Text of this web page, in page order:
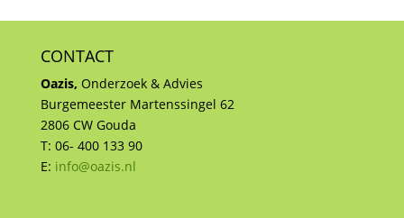
CONTACT
Oazis, Onderzoek & Advies
Burgemeester Martenssingel 62
2806 CW Gouda
T: 06- 400 133 90
E: info@oazis.nl